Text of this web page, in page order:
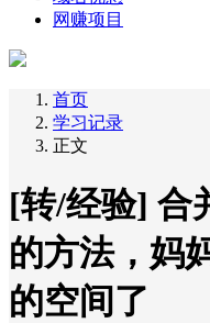
网赚项目
首页
学习记录
正文
[转/经验] 合
的方法，妈
的空间了